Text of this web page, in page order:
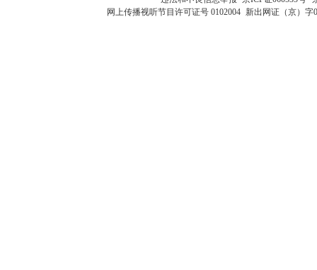
网上传播视听节目许可证号 0102004 新出网证（京）